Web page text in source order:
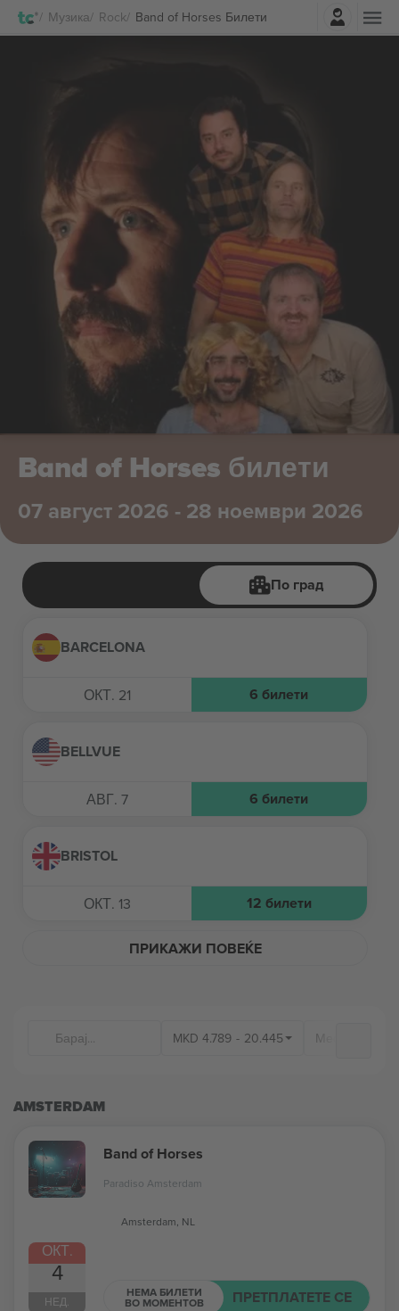
Музика Rock Band of Horses Билети
Најави се
Band of Horses билети
07 август 2026 - 28 ноември 2026
По град
BARCELONA
ОКТ. 21 6билети
BELLVUE
АВГ. 7 6билети
BRISTOL
ОКТ. 13 12 билети
ПРИКАЖИ ПОВЕЌЕ
MKD 4.789 - 20.445 Места на
AMSTERDAM
ОКТ.
4
НЕД.
Band of Horses
Paradiso Amsterdam
Amsterdam, NL
НЕМА БИЛЕТИ
ВО МОМЕНТОВ ПРЕТПЛАТЕТЕ СЕ